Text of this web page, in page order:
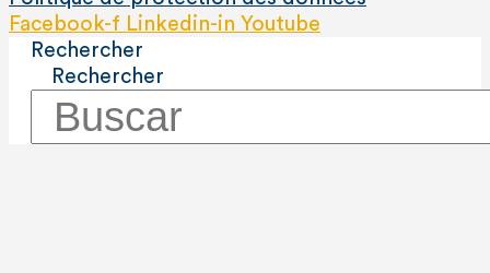
Facebook-f Linkedin-in Youtube
Rechercher
Rechercher